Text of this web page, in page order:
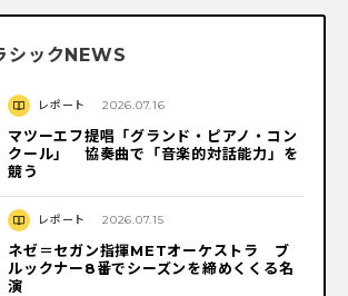
シックNEWS
レポート 2026.07.16
マツーエフ提唱「グランド・ピアノ・コン
クール」 協奏曲で「音楽的対話能力」を
競う
レポート 2026.07.15
ネゼ＝セガン指揮METオーケストラ ブ
ルックナー8番でシーズンを締めくくる名
演